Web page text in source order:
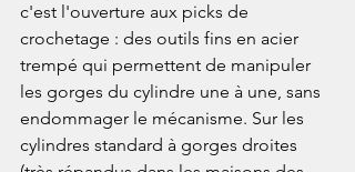
c'est l'ouverture aux picks de
crochetage : des outils fins en acier
trempé qui permettent de manipuler
les gorges du cylindre une à une, sans
endommager le mécanisme. Sur les
cylindres standard à gorges droites